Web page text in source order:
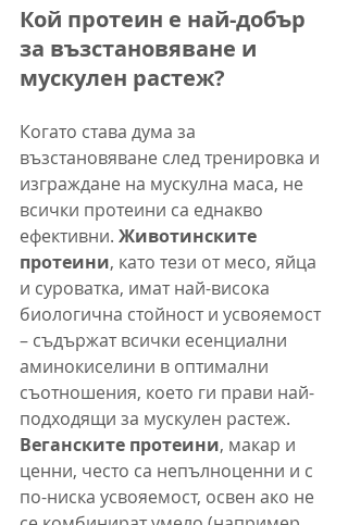
Кой протеин е най-добър
за възстановяване и
мускулен растеж?
Когато става дума за
възстановяване след тренировка и
изграждане на мускулна маса, не
всички протеини са еднакво
ефективни. Животинските
протеини, като тези от месо, яйца
и суроватка, имат най-висока
биологична стойност и усвояемост
– съдържат всички есенциални
аминокиселини в оптимални
съотношения, което ги прави най-
подходящи за мускулен растеж.
Веганските протеини, макар и
ценни, често са непълноценни и с
по-ниска усвояемост, освен ако не